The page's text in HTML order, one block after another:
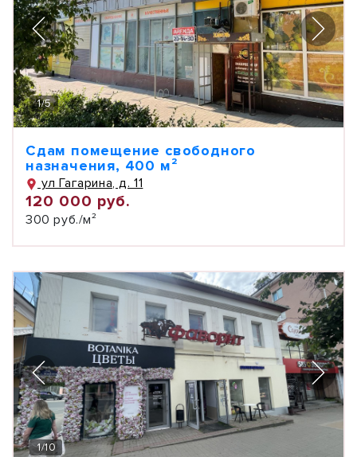
1/5
Сдам помещение свободного
назначения, 400 м²
ул Гагарина, д. 11
120 000 руб.
300 руб./м²
1/10